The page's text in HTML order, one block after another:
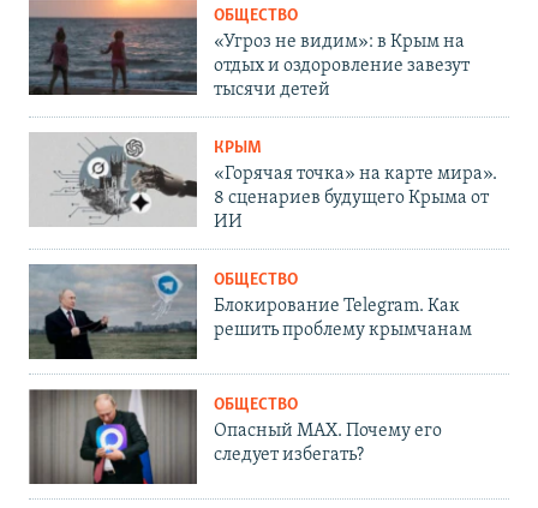
ОБЩЕСТВО
«Угроз не видим»: в Крым на
отдых и оздоровление завезут
тысячи детей
КРЫМ
«Горячая точка» на карте мира».
8 сценариев будущего Крыма от
ИИ
ОБЩЕСТВО
Блокирование Telegram. Как
решить проблему крымчанам
ОБЩЕСТВО
Опасный MAX. Почему его
следует избегать?